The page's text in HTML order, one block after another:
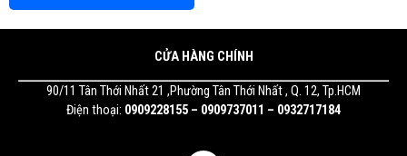
CỬA HÀNG CHÍNH
90/11 Tân Thới Nhất 21 ,Phường Tân Thới Nhất , Q. 12, Tp.HCM
Điện thoại: 0909228155 – 0909737011 – 0932717184